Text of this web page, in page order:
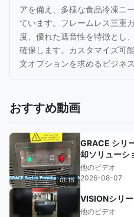
アを備え、多様な食品冷凍ニ
ています。フレームレス三重
度、優れた遮音性を特徴とし
確保します。カスタマイズ可
文オプションを求めるビジネ
おすすめ動画
01:15
GRACE シリ
却ソリューシ
他のビデオ
2026-08-07
VISIONシリ
他のビデオ